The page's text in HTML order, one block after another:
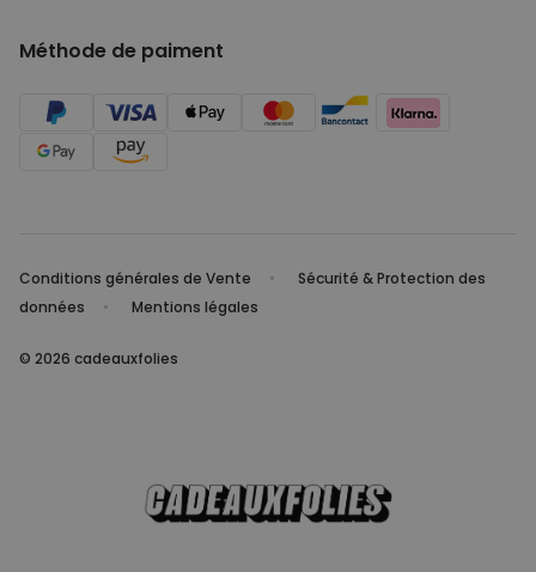
Méthode de paiment
Conditions générales de Vente
Sécurité & Protection des
données
Mentions légales
© 2026 cadeauxfolies